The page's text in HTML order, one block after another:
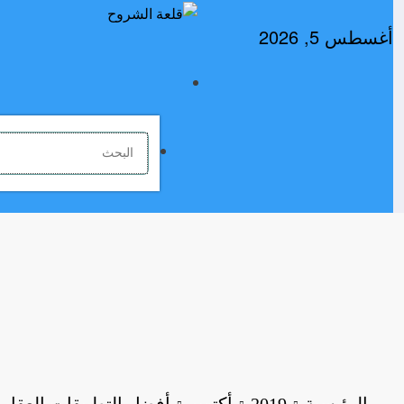
إلىأغسطس 5, 2026